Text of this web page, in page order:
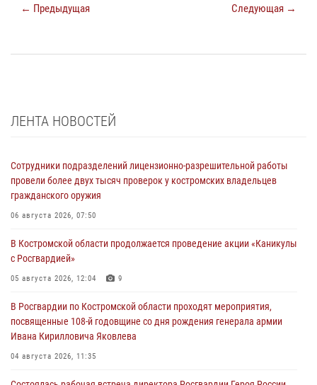
← Предыдущая Следующая →
ЛЕНТА НОВОСТЕЙ
Сотрудники подразделений лицензионно-разрешительной работы
провели более двух тысяч проверок у костромских владельцев
гражданского оружия
06 августа 2026, 07:50
В Костромской области продолжается проведение акции «Каникулы
с Росгвардией»
05 августа 2026, 12:04 9
В Росгвардии по Костромской области проходят мероприятия,
посвященные 108-й годовщине со дня рождения генерала армии
Ивана Кирилловича Яковлева
04 августа 2026, 11:35